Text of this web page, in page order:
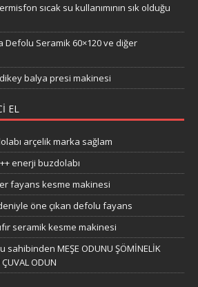
sıcak su kullanımının sık olduğu
Defolu Seramik 60×120 ve diğer
balya presi makinesi
EL
arçelik marka sağlam
enerji buzdolabı
fayans kesme makinesi
öne çıkan defolu fayans
seramik kesme makinesi
sahibinden MEŞE ODUNU ŞÖMİNELİK
ODUN